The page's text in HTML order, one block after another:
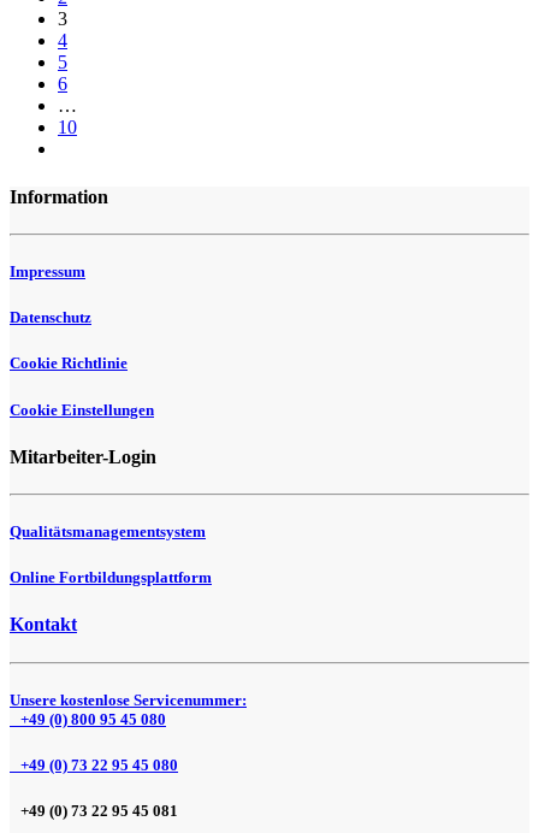
3
4
5
6
…
10
Information
Impressum
Datenschutz
Cookie Richtlinie
Cookie Einstellungen
Mitarbeiter-Login
Qualitätsmanagementsystem
Online Fortbildungsplattform
Kontakt
Unsere kostenlose Servicenummer:
+49 (0) 800 95 45 080
+49 (0) 73 22 95 45 080
+49 (0) 73 22 95 45 081